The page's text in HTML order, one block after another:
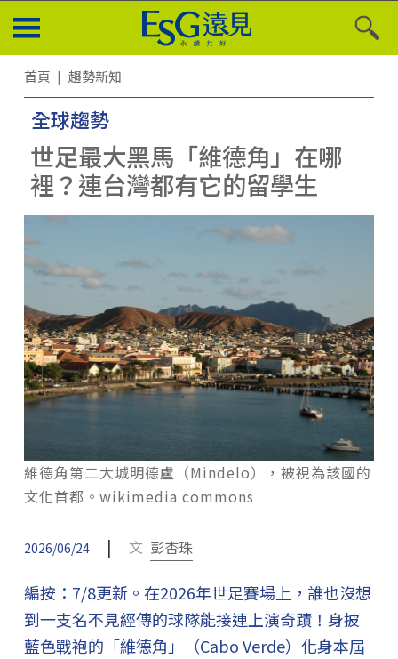
首頁 趨勢新知
全球趨勢
世足最大黑馬「維德角」在哪
裡？連台灣都有它的留學生
維德角第二大城明德盧（Mindelo），被視為該國的
文化首都。wikimedia commons
2026/06/24 | 文 彭杏珠
編按：7/8更新。在2026年世足賽場上，誰也沒想
到一支名不見經傳的球隊能接連上演奇蹟！身披
藍色戰袍的「維德角」（Cabo Verde）化身本屆